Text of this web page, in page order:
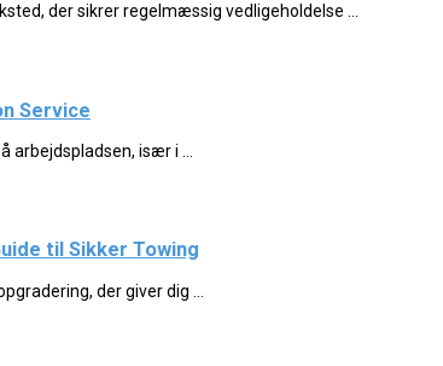
der sikrer regelmæssig vedligeholdelse ...
Service
især i ...
til Sikker Towing
der giver dig ...